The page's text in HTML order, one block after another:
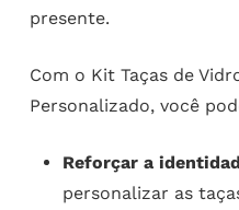
presente.
Com o Kit Taças de
Personalizado, você
Reforçar a
personalizar as